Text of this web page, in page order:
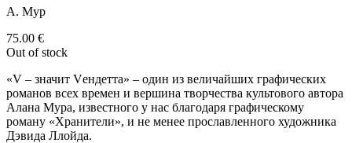
А. Мур
75.00 €
Out of stock
«V – значит Vендетта» – один из величайших графических
романов всех времен и вершина творчества культового автора
Алана Мура, известного у нас благодаря графическому
роману «Хранители», и не менее прославленного художника
Дэвида Ллойда.